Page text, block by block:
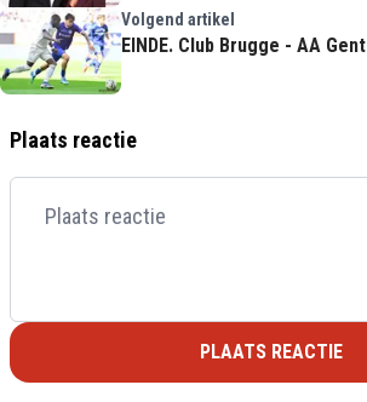
Volgend artikel
EINDE. Club Brugge - AA Gent
Plaats reactie
PLAATS REACTIE